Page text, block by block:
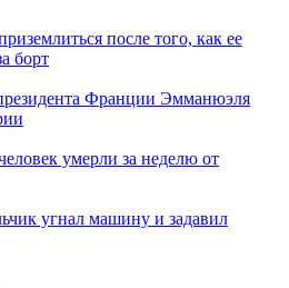
после того, как ее
борт
Франции Эмманюэля
умерли за неделю от
угнал машину и задавил